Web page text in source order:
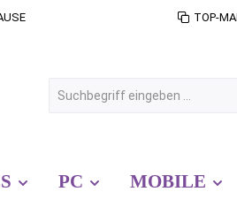
TOP-
PC MOBILE